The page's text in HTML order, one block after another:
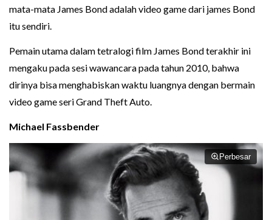
mata-mata James Bond adalah video game dari james Bond
itu sendiri.
Pemain utama dalam tetralogi film James Bond terakhir ini
mengaku pada sesi wawancara pada tahun 2010, bahwa
dirinya bisa menghabiskan waktu luangnya dengan bermain
video game seri Grand Theft Auto.
Michael Fassbender
Perbesar